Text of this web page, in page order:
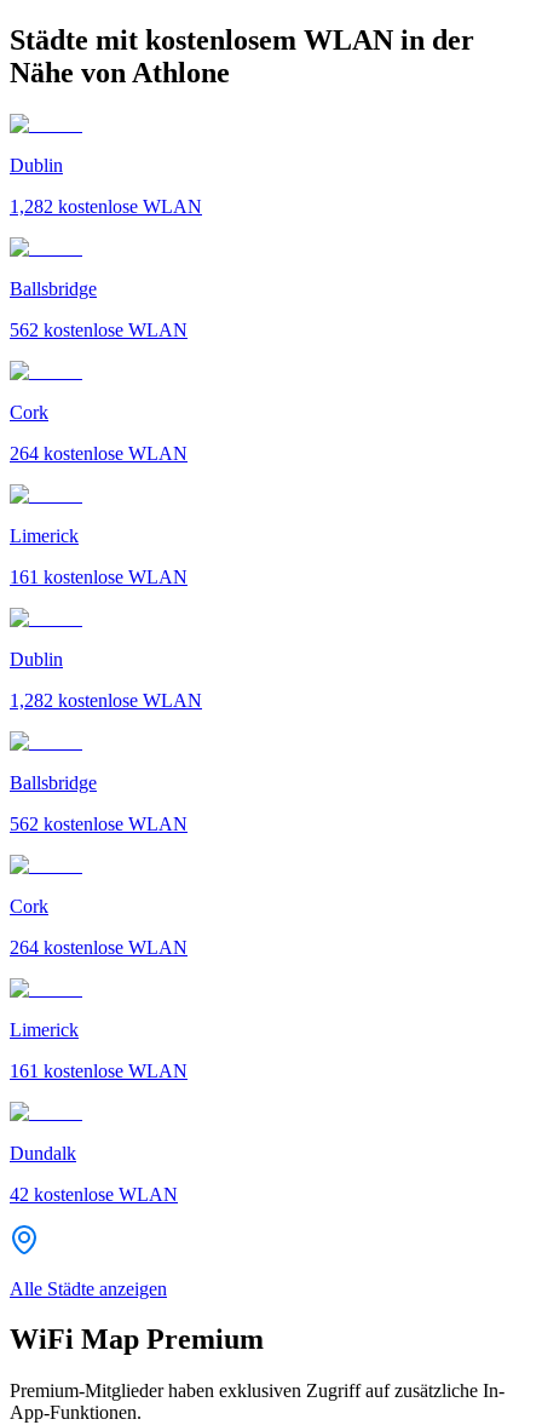
Städte mit kostenlosem WLAN in der
Nähe von Athlone
Dublin
1,282 kostenlose WLAN
Ballsbridge
562 kostenlose WLAN
Cork
264 kostenlose WLAN
Limerick
161 kostenlose WLAN
Dublin
1,282 kostenlose WLAN
Ballsbridge
562 kostenlose WLAN
Cork
264 kostenlose WLAN
Limerick
161 kostenlose WLAN
Dundalk
42 kostenlose WLAN
Alle Städte anzeigen
WiFi Map Premium
Premium-Mitglieder haben exklusiven Zugriff auf zusätzliche In-
App-Funktionen.